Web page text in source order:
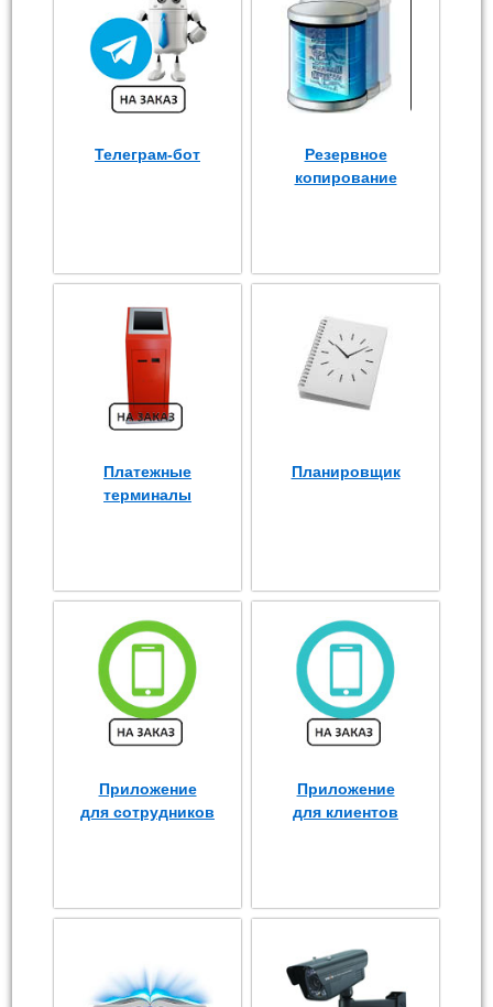
Телеграм-бот
Резервное
копирование
Платежные
терминалы
Планировщик
Приложение
для сотрудников
Приложение
для клиентов